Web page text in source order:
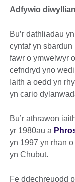
Adfywio
Bu’r dathliadau
cyntaf yn
fawr o ymwelwyr
cefndryd yno
Iaith a oedd yn
yn cario
Bu’r athrawon
yr 1980au a
yn 1997 yn rhan
yn Chubut.
Fe ddechreuodd